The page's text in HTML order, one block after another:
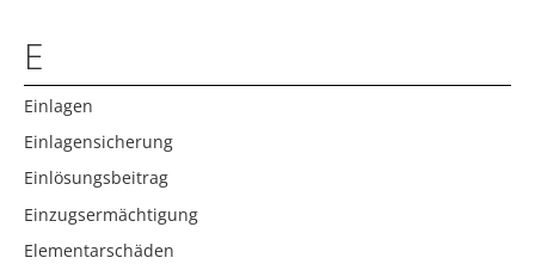
E
Einlagen
Einlagensicherung
Einlösungsbeitrag
Einzugsermächtigung
Elementarschäden